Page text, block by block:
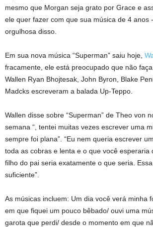
mesmo que Morgan seja grato por Grace e
ele quer fazer com que sua música de 4 anos
orgulhosa disso.
Em sua nova música “Superman” saiu hoje,
fracamente, ele está preocupado que não faça.
Wallen Ryan Bhojtesak, John Byron, Blake
Madcks escreveram a balada Up-Teppo.
Wallen disse sobre “Superman” de Theo von
semana “, tentei muitas vezes escrever uma
sempre foi plana”. “Eu nem queria escrever
toda as cobras e lenta e o que você esperaria
filho do pai seria exatamente o que seria.
suficiente”.
As músicas incluem: Um dia você verá minha
em que fiquei um pouco bêbado/ ouvi uma
garota que perdi/ desde o momento em que